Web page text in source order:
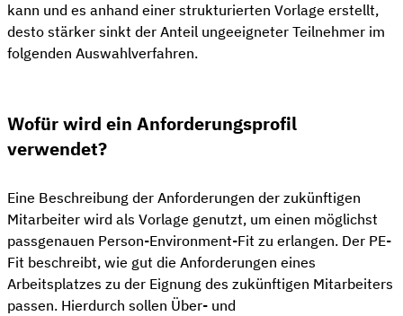
kann und es anhand einer strukturierten Vorlage erstellt,
desto stärker sinkt der Anteil ungeeigneter Teilnehmer im
folgenden Auswahlverfahren.
Wofür wird ein Anforderungsprofil
verwendet?
Eine Beschreibung der Anforderungen der zukünftigen
Mitarbeiter wird als Vorlage genutzt, um einen möglichst
passgenauen Person-Environment-Fit zu erlangen. Der PE-
Fit beschreibt, wie gut die Anforderungen eines
Arbeitsplatzes zu der Eignung des zukünftigen Mitarbeiters
passen. Hierdurch sollen Über- und